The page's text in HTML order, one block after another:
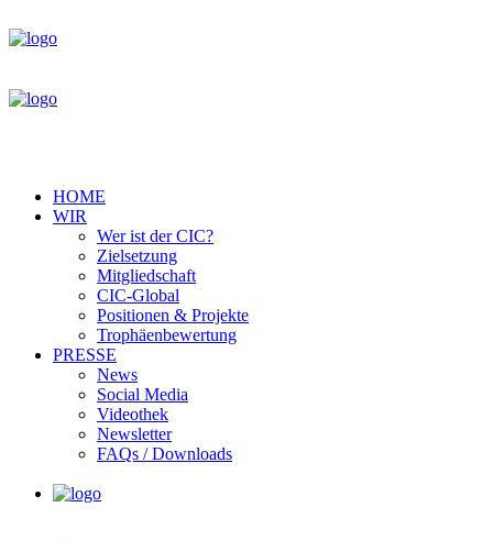
HOME
WIR
Wer ist der CIC?
Zielsetzung
Mitgliedschaft
CIC-Global
Positionen & Projekte
Trophäenbewertung
PRESSE
News
Social Media
Videothek
Newsletter
FAQs / Downloads